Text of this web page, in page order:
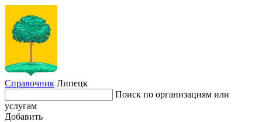
Справочник Липецк
Поиск по организациям или
услугам
Добавить